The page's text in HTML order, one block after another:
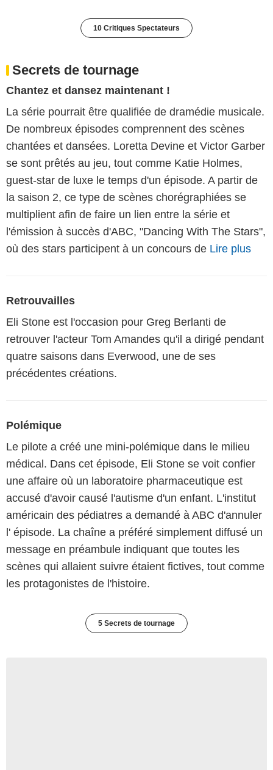
10 Critiques Spectateurs
Secrets de tournage
Chantez et dansez maintenant !
La série pourrait être qualifiée de dramédie musicale.
De nombreux épisodes comprennent des scènes
chantées et dansées. Loretta Devine et Victor Garber
se sont prêtés au jeu, tout comme Katie Holmes,
guest-star de luxe le temps d'un épisode. A partir de
la saison 2, ce type de scènes chorégraphiées se
multiplient afin de faire un lien entre la série et
l'émission à succès d'ABC, "Dancing With The Stars",
où des stars participent à un concours de Lire plus
Retrouvailles
Eli Stone est l'occasion pour Greg Berlanti de
retrouver l'acteur Tom Amandes qu'il a dirigé pendant
quatre saisons dans Everwood, une de ses
précédentes créations.
Polémique
Le pilote a créé une mini-polémique dans le milieu
médical. Dans cet épisode, Eli Stone se voit confier
une affaire où un laboratoire pharmaceutique est
accusé d'avoir causé l'autisme d'un enfant. L'institut
américain des pédiatres a demandé à ABC d'annuler
l' épisode. La chaîne a préféré simplement diffusé un
message en préambule indiquant que toutes les
scènes qui allaient suivre étaient fictives, tout comme
les protagonistes de l'histoire.
5 Secrets de tournage